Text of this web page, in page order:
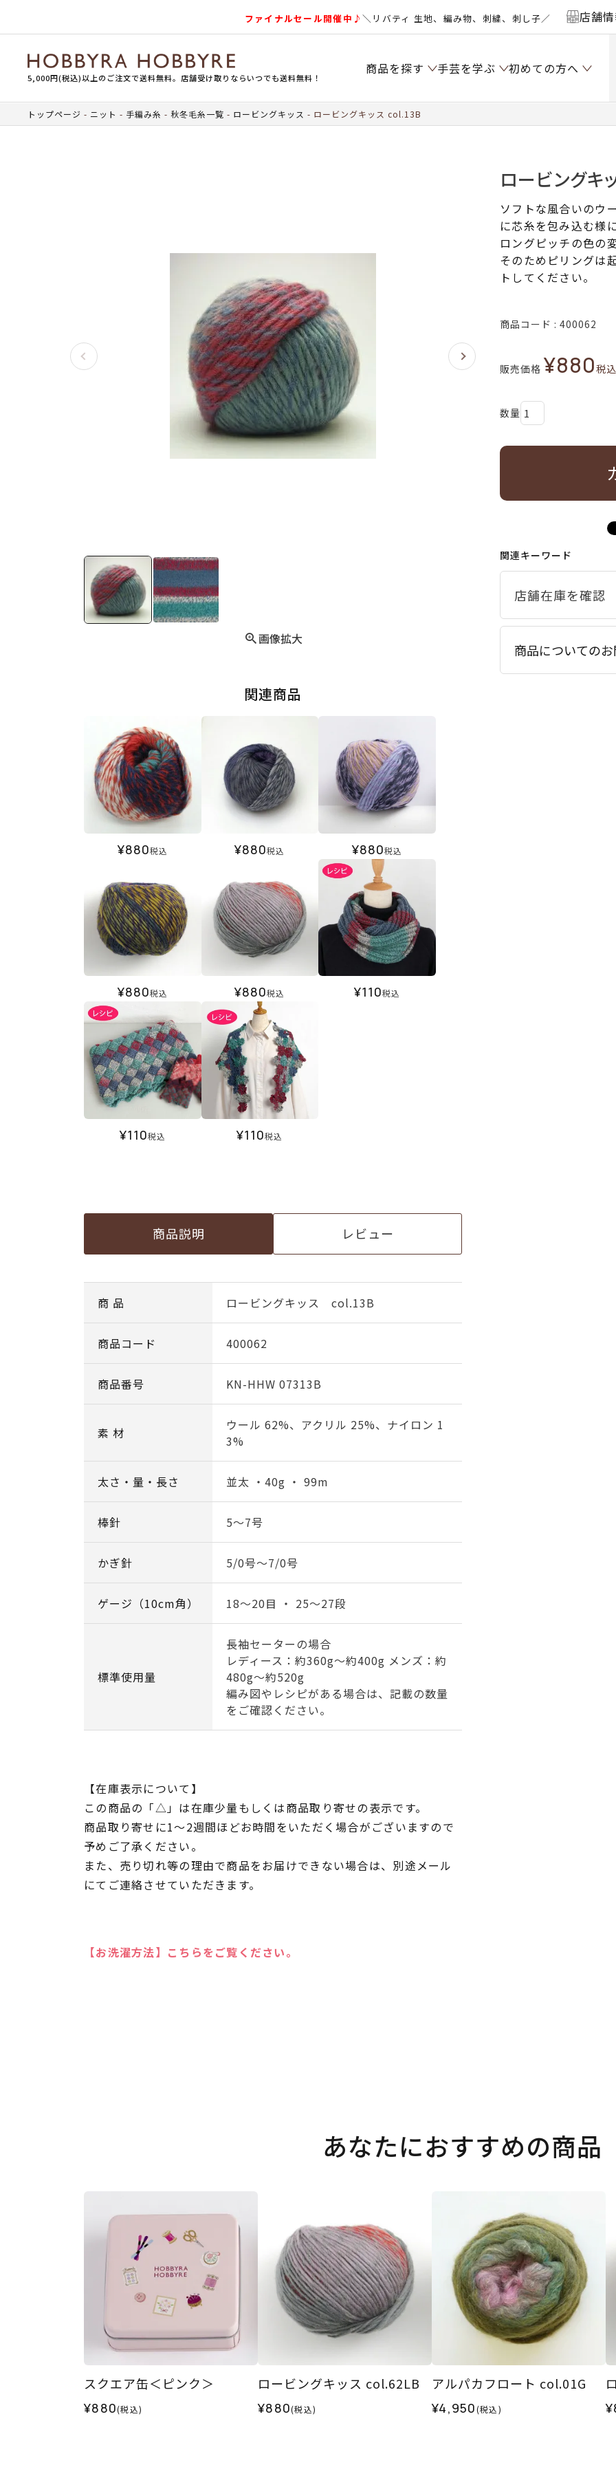
ファイナルセール開催中♪＼リバティ 生地、編み物、刺繍、刺し子／ 店舗
5,000円(税込)以上のご注文で送料無料。店舗受け取りならいつでも送料無料！
商品を探す 手芸を学ぶ 初めての方へ
トップページ ニット 手編み糸 秋冬毛糸一覧 ロービングキッス ロービングキッス col.13B
画像拡大
関連商品
¥880税込 ¥880税込 ¥880税込
¥880税込 ¥880税込 ¥110税込
¥110税込 ¥110税込
商品説明 レビュー
商 品 ロービングキッス col.13B
商品コード 400062
商品番号 KN-HHW 07313B
素 材
ウール 62%、アクリル 25%、ナイロン 1
3%
太さ・量・長さ 並太 ・40g ・ 99m
棒針 5～7号
かぎ針 5/0号～7/0号
ゲージ（10cm角） 18～20目 ・ 25～27段
標準使用量
長袖セーターの場合
レディース：約360g～約400g メンズ：約
480g～約520g
編み図やレシピがある場合は、記載の数量
をご確認ください。
【在庫表示について】
この商品の「△」は在庫少量もしくは商品取り寄せの表示です。
商品取り寄せに1～2週間ほどお時間をいただく場合がございますので
予めご了承ください。
また、売り切れ等の理由で商品をお届けできない場合は、別途メール
にてご連絡させていただきます。
【お洗濯方法】こちらをご覧ください。
ロービングキ
ソフトな風合いのウ
に芯糸を包み込む様
ロングピッチの色の
そのためピリングは
トしてください。
商品コード 400062
販売価格 ¥880税込
関連キーワード
商品についての
あなたにおすすめの商品
スクエア缶＜ピンク＞
¥880(税込)
ロービングキッス col.62LB
¥880(税込)
アルパカフロート col.01G
¥4,950(税込)